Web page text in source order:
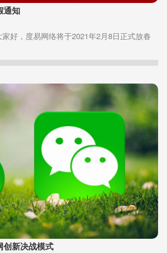
通知
好，度易网络将于2021年2月8日正式放春
创新决战模式